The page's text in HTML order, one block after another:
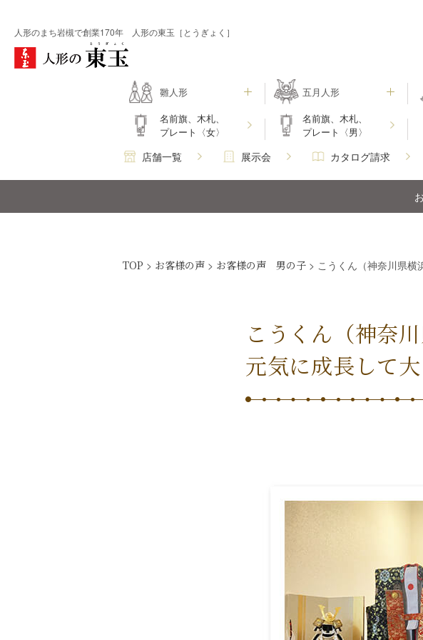
人形のまち岩槻で創業170年 人形の東玉［とうぎょく］
雛人形 五月人形
名前旗、木札、
プレート〈女〉
名前旗、木札、
プレート〈男〉
店舗一覧 展示会 カタログ請求
TOP > お客様の声 > お客様の声 男の子 > こうくん（神奈川県横
こうくん（神奈
元気に成長して